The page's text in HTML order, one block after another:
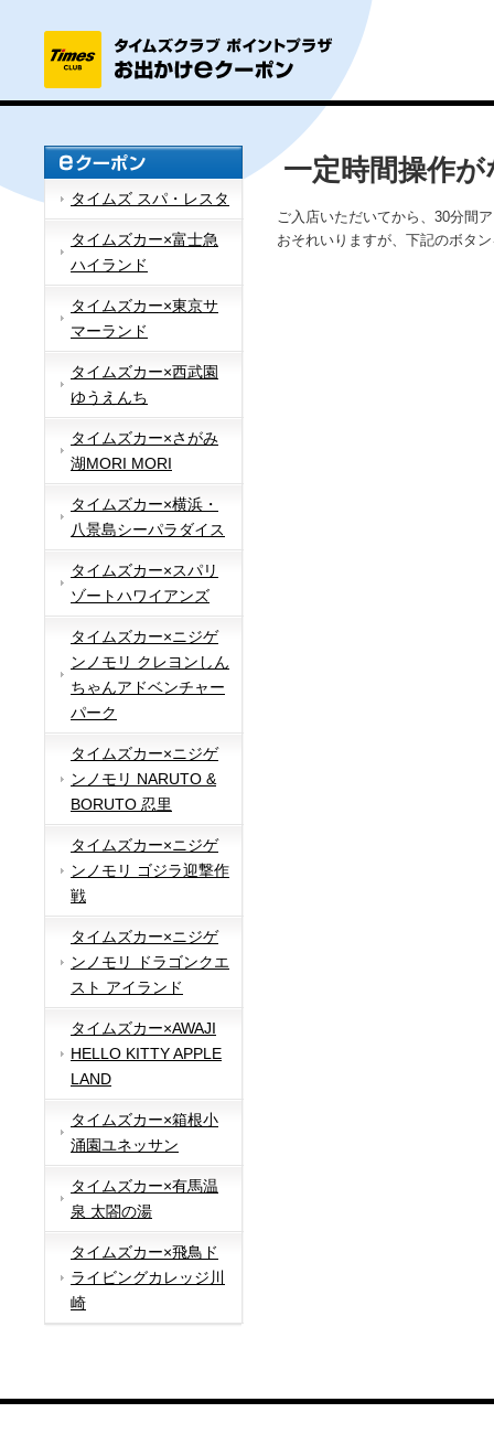
タイムズ スパ・レスタ
タイムズカー×富士急
ハイランド
タイムズカー×東京サ
マーランド
タイムズカー×西武園
ゆうえんち
タイムズカー×さがみ
湖MORI MORI
タイムズカー×横浜・
八景島シーパラダイス
タイムズカー×スパリ
ゾートハワイアンズ
タイムズカー×ニジゲ
ンノモリ クレヨンしん
ちゃんアドベンチャー
パーク
タイムズカー×ニジゲ
ンノモリ NARUTO &
BORUTO 忍里
タイムズカー×ニジゲ
ンノモリ ゴジラ迎撃作
戦
タイムズカー×ニジゲ
ンノモリ ドラゴンクエ
スト アイランド
タイムズカー×AWAJI
HELLO KITTY APPLE
LAND
タイムズカー×箱根小
涌園ユネッサン
タイムズカー×有馬温
泉 太閤の湯
タイムズカー×飛鳥ド
ライビングカレッジ川
崎
一定時間操作
ご入店いただいてから、30分間
おそれいりますが、下記のボタ